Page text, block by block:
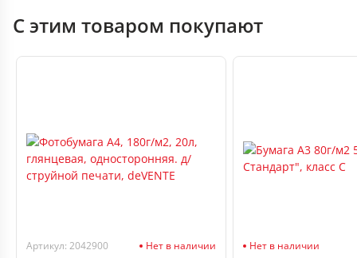
С этим товаром покупают
Артикул: 2042900 Нет в наличии Нет в наличии